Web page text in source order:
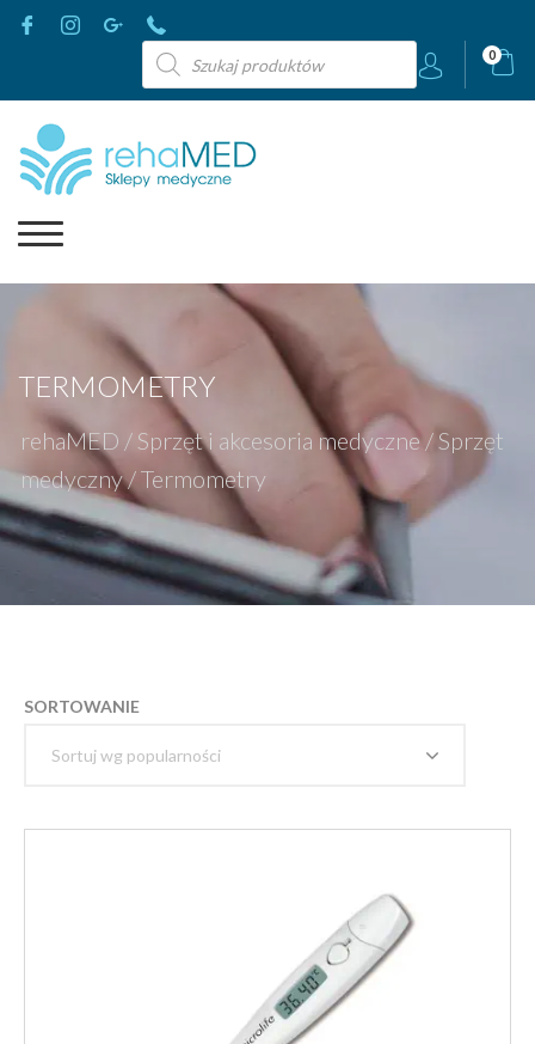
Wyszukiwarka
produktów
0
TERMOMETRY
rehaMED / Sprzęt i akcesoria medyczne /Sprzęt
medyczny/Termometry
SORTOWANIE